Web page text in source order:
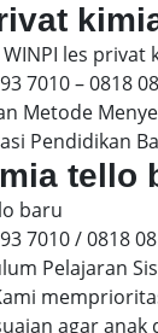
les privat
7010 – 0818
Metode
Pendidikan
tello
baru
7010 / 0818
Pelajaran
agar